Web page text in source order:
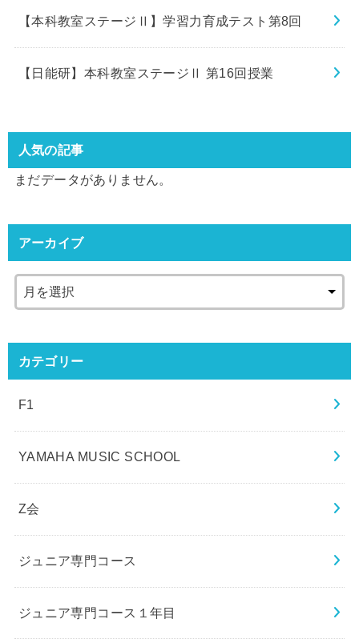
【本科教室ステージⅡ】学習力育成テスト第8回
【日能研】本科教室ステージⅡ 第16回授業
人気の記事
まだデータがありません。
アーカイブ
カテゴリー
F1
YAMAHA MUSIC SCHOOL
Z会
ジュニア専門コース
ジュニア専門コース１年目